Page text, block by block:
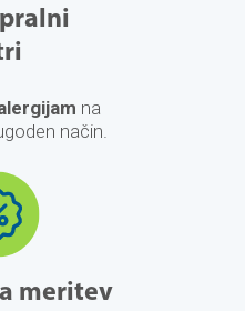
na
način.
meritev